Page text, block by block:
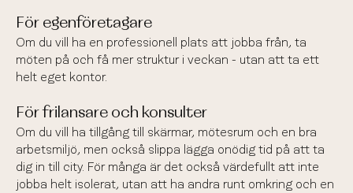
“Allt jag behöver för en bra arbetsdag, precis vid
hemmet.”
Kian Låtskrivare
Medlem på Places Telefonplan
För egenföretagare
Om du vill ha en professionell plats att jobba från, ta
möten på och få mer struktur i veckan - utan att ta ett
helt eget kontor.
För frilansare och konsulter
Om du vill ha tillgång till skärmar, mötesrum och en bra
arbetsmiljö, men också slippa lägga onödig tid på att ta
dig in till city. För många är det också värdefullt att inte
jobba helt isolerat, utan att ha andra runt omkring och en